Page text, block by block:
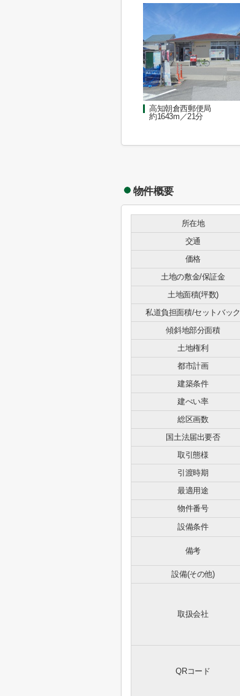
高知朝倉西郵便局
約1643m／21分
物件概要
所在地
交通
価格
土地の敷金/保証金
土地面積(坪数)
私道負担面積/セットバック
傾斜地部分面積
土地権利
都市計画
建築条件
建ぺい率
総区画数
国土法届出要否
取引態様
引渡時期
最適用途
物件番号
設備条件
備考
設備(その他)
取扱会社
QRコード